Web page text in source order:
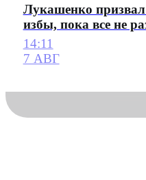
Лукашенко призвал
избы, пока все не
14:11
7 АВГ